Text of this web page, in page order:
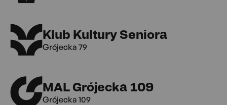
Klub Kultury Seniora
Grójecka 79
MAL Grójecka 109
Grójecka 109